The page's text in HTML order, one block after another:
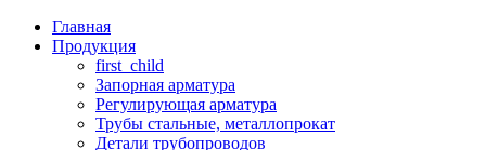
Главная
Продукция
first_child
Запорная арматура
Регулирующая арматура
Трубы стальные, металлопрокат
Детали трубопроводов